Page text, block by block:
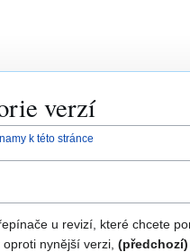
verzí
k této stránce
u revizí, které chcete
nynější verzi, (předchozí)